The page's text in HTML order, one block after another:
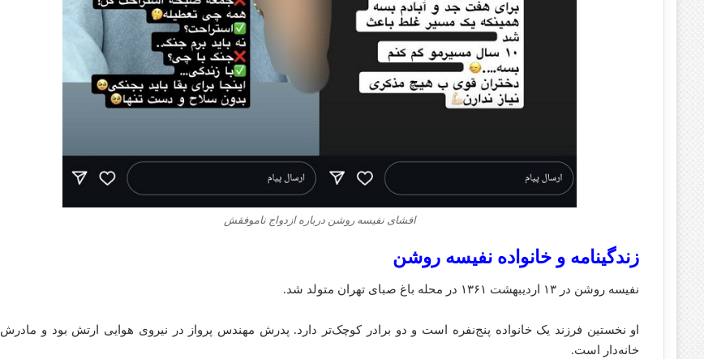
افشای نفیسه روشن درباره ازدواج ناموفقش
زندگینامه و خانواده نفیسه روشن
نفیسه روشن در ۱۳ اردیبهشت ۱۳۶۱ در محله باغ صبای تهران متولد شد.
او نخستین فرزند یک خانواده پنج‌نفره است و دو برادر کوچک‌تر دارد. پدرش مهندس پرواز در نیروی هوایی ارتش بود و مادرش
خانه‌دار است.